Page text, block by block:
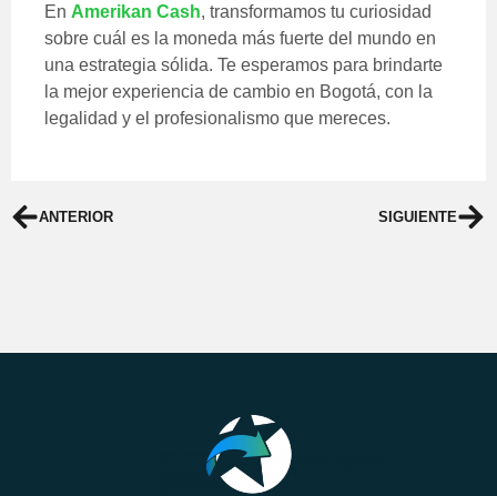
En Amerikan Cash, transformamos tu curiosidad
sobre cuál es la moneda más fuerte del mundo en
una estrategia sólida. Te esperamos para brindarte
la mejor experiencia de cambio en Bogotá, con la
legalidad y el profesionalismo que mereces.
ANTERIOR SIGUIENTE